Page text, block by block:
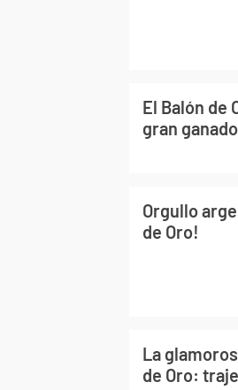
El Balón de
gran
Orgullo
de Oro!
La
de Oro: